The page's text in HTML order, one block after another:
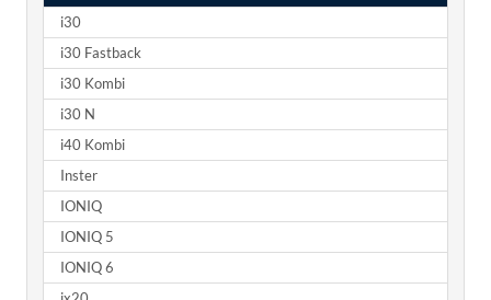
i30
i30 Fastback
i30 Kombi
i30 N
i40 Kombi
Inster
IONIQ
IONIQ 5
IONIQ 6